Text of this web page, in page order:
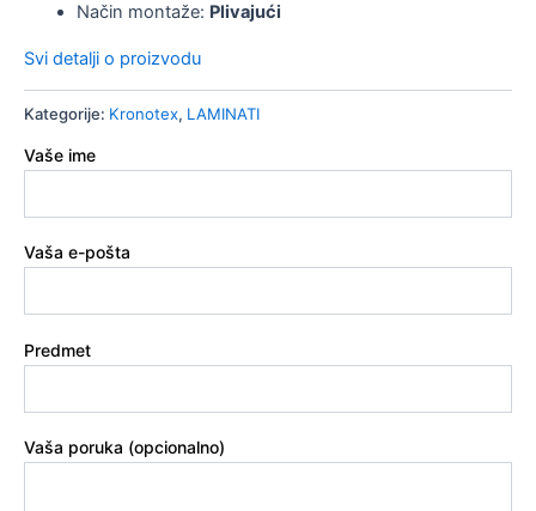
Način montaže: Plivajući
Svi detalji o proizvodu
Kategorije: Kronotex, LAMINATI
Vaše ime
Vaša e-pošta
Predmet
Vaša poruka (opcionalno)